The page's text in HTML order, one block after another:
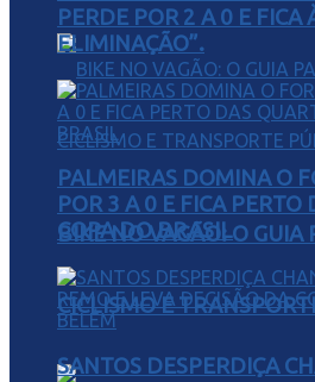
BIKE NO VAGÃO: O GUIA
CICLISMO E
PERDE POR 2 A 0 E FICA
ELIMINAÇÃO”.
PALMEIRAS DOMINA O
POR 3 A 0 E FICA PERTO
COPA DO BRASIL
SANTOS DESPERDIÇA